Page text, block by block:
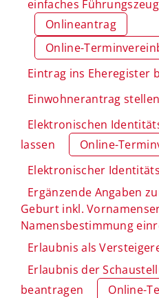
einfaches
Onlineantrag
Online-
Eintrag ins Eheregister
Einwohnerantrag stellen
Elektronischen
lassen
Online-
Elektronischer
Ergänzende Angaben
Geburt inkl.
Namensbestimmung
Erlaubnis als
Erlaubnis der
beantragen
Online-